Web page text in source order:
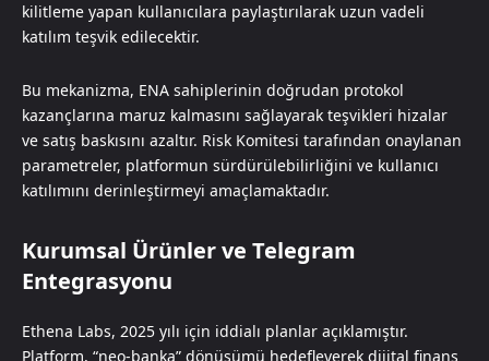
kilitleme yapan kullanıcılara paylaştırılarak uzun vadeli
katılım teşvik edilecektir.
Bu mekanizma, ENA sahiplerinin doğrudan protokol
kazançlarına maruz kalmasını sağlayarak teşvikleri hizalar
ve satış baskısını azaltır. Risk Komitesi tarafından onaylanan
parametreler, platformun sürdürülebilirliğini ve kullanıcı
katılımını derinleştirmeyi amaçlamaktadır.
Kurumsal Ürünler ve Telegram
Entegrasyonu
Ethena Labs, 2025 yılı için iddialı planlar açıklamıştır.
Platform, “neo-banka” dönüşümü hedefleyerek dijital finans